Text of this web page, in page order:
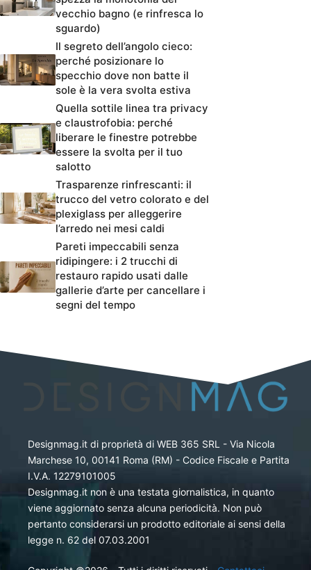
vecchio bagno (e rinfresca lo
sguardo)
Il segreto dell’angolo cieco:
perché posizionare lo
specchio dove non batte il
sole è la vera svolta estiva
Quella sottile linea tra privacy
e claustrofobia: perché
liberare le finestre potrebbe
essere la svolta per il tuo
salotto
Trasparenze rinfrescanti: il
trucco del vetro colorato e del
plexiglass per alleggerire
l’arredo nei mesi caldi
Pareti impeccabili senza
ridipingere: i 2 trucchi di
restauro rapido usati dalle
gallerie d’arte per cancellare i
segni del tempo
Designmag.it di proprietà di WEB 365 SRL - Via Nicola
Marchese 10, 00141 Roma (RM) - Codice Fiscale e Partita
I.V.A. 12279101005
Designmag.it non è una testata giornalistica, in quanto
viene aggiornato senza alcuna periodicità. Non può
pertanto considerarsi un prodotto editoriale ai sensi della
legge n. 62 del 07.03.2001